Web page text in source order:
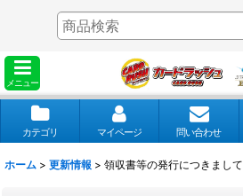
メニュー
カテゴリ マイページ 問い合わせ
ホーム > 更新情報 > 領収書等の発行につきまして